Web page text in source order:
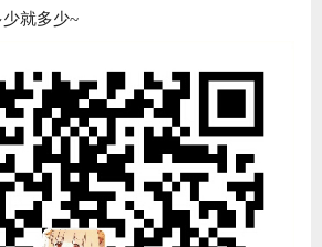
就多少~